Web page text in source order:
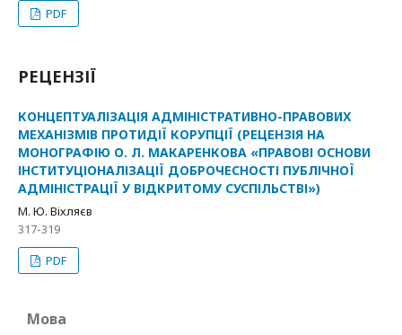
PDF
РЕЦЕНЗІЇ
КОНЦЕПТУАЛІЗАЦІЯ АДМІНІСТРАТИВНО-ПРАВОВИХ
МЕХАНІЗМІВ ПРОТИДІЇ КОРУПЦІЇ (РЕЦЕНЗІЯ НА
МОНОГРАФІЮ О. Л. МАКАРЕНКОВА «ПРАВОВІ ОСНОВИ
ІНСТИТУЦІОНАЛІЗАЦІЇ ДОБРОЧЕСНОСТІ ПУБЛІЧНОЇ
АДМІНІСТРАЦІЇ У ВІДКРИТОМУ СУСПІЛЬСТВІ»)
М. Ю. Віхляєв
317-319
PDF
Мова